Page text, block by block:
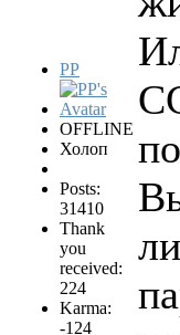
PP
OFFLINE
Холоп
Posts:
31410
Thank
you
received:
224
Karma:
-124